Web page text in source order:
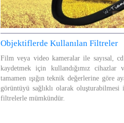
Objektiflerde Kullanılan Filtreler
Film veya video kameralar ile sayısal,
kaydetmek için kullandığımız
tamamen ışığın teknik değerlerine göre
görüntüyü sağlıklı olarak oluşturabilmesi
filtrelerle mümkündür.